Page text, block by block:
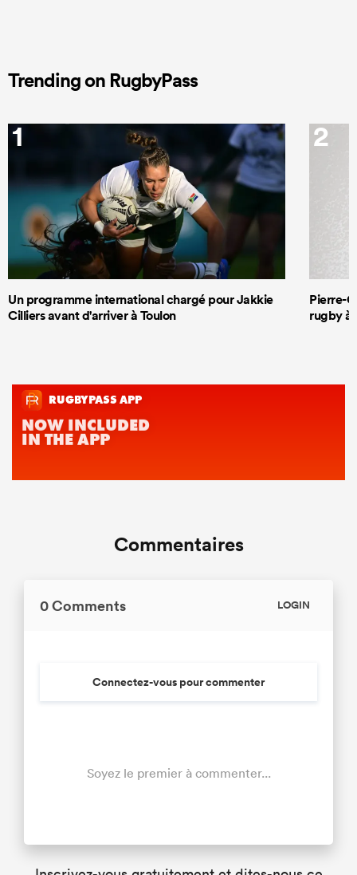
Trending on RugbyPass
1
Un programme international chargé pour Jakkie
Cilliers avant d'arriver à Toulon
2
Pierre-
rugby à
Commentaires
0 Comments LOGIN
Connectez-vous pour commenter
Soyez le premier à commenter...